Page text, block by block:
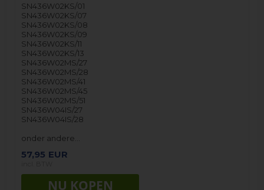
SN436W02KS/01
SN436W02KS/07
SN436W02KS/08
SN436W02KS/09
SN436W02KS/11
SN436W02KS/13
SN436W02MS/27
SN436W02MS/28
SN436W02MS/41
SN436W02MS/45
SN436W02MS/51
SN436W04IS/27
SN436W04IS/28
onder andere…
57,95 EUR